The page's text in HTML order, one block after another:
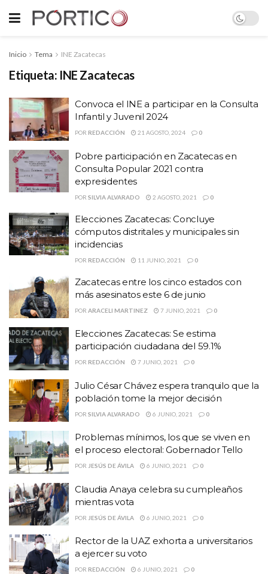
Inicio Tema INE Zacatecas
Etiqueta: INE Zacatecas
Convoca el INE a participar en la Consulta
Infantil y Juvenil 2024
POR REDACCIÓN 21 AGOSTO, 2024 0
Pobre participación en Zacatecas en
Consulta Popular 2021 contra
expresidentes
POR SILVIA ALVARADO 2 AGOSTO, 2021 0
Elecciones Zacatecas: Concluye
cómputos distritales y municipales sin
incidencias
POR REDACCIÓN 11 JUNIO, 2021 0
Zacatecas entre los cinco estados con
más asesinatos este 6 de junio
POR ARACELI MARTINEZ 7 JUNIO, 2021 0
Elecciones Zacatecas: Se estima
participación ciudadana del 59.1%
POR REDACCIÓN 7 JUNIO, 2021 0
Julio César Chávez espera tranquilo que la
población tome la mejor decisión
POR SILVIA ALVARADO 6 JUNIO, 2021 0
Problemas mínimos, los que se viven en
el proceso electoral: Gobernador Tello
POR JESÚS DE ÁVILA 6 JUNIO, 2021 0
Claudia Anaya celebra su cumpleaños
mientras vota
POR JESÚS DE ÁVILA 6 JUNIO, 2021 0
Rector de la UAZ exhorta a universitarios
a ejercer su voto
POR REDACCIÓN 6 JUNIO, 2021 0